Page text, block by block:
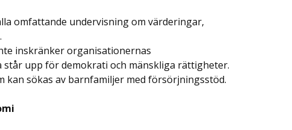
omfattande undervisning om värderingar,
inskränker organisationernas
upp för demokrati och mänskliga rättigheter.
kan sökas av barnfamiljer med försörjningsstöd.